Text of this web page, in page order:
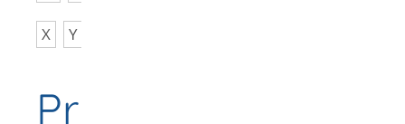
X Y
Prüfingenieurin